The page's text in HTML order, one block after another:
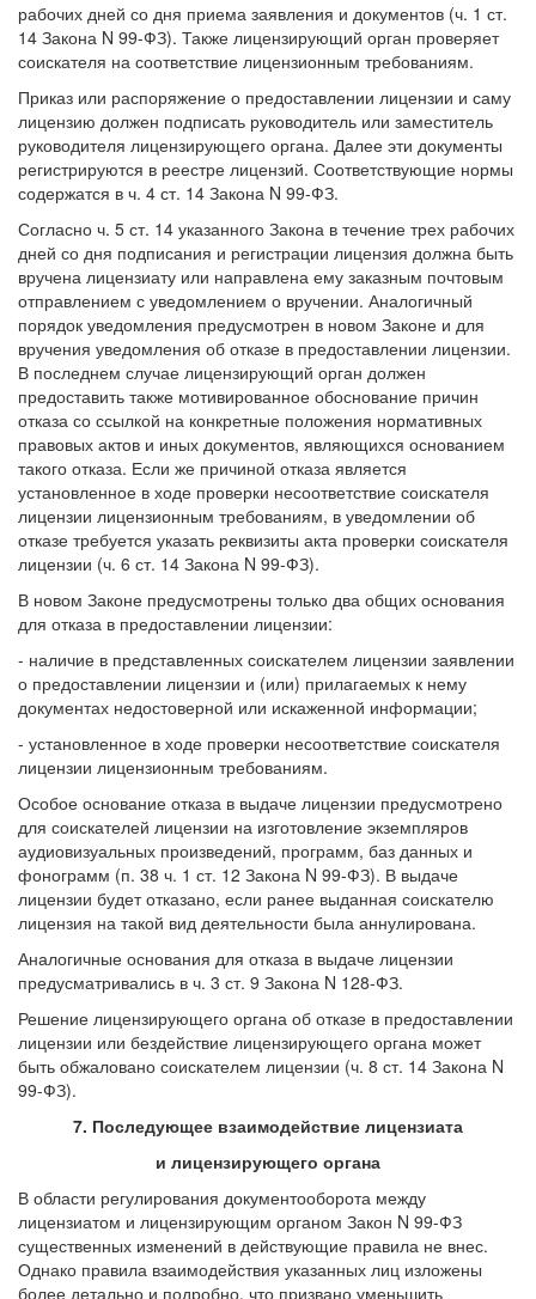
рабочих дней со дня приема заявления и документов (ч. 1 ст.
14 Закона N 99-ФЗ). Также лицензирующий орган проверяет
соискателя на соответствие лицензионным требованиям.
Приказ или распоряжение о предоставлении лицензии и саму
лицензию должен подписать руководитель или заместитель
руководителя лицензирующего органа. Далее эти документы
регистрируются в реестре лицензий. Соответствующие нормы
содержатся в ч. 4 ст. 14 Закона N 99-ФЗ.
Согласно ч. 5 ст. 14 указанного Закона в течение трех рабочих
дней со дня подписания и регистрации лицензия должна быть
вручена лицензиату или направлена ему заказным почтовым
отправлением с уведомлением о вручении. Аналогичный
порядок уведомления предусмотрен в новом Законе и для
вручения уведомления об отказе в предоставлении лицензии.
В последнем случае лицензирующий орган должен
предоставить также мотивированное обоснование причин
отказа со ссылкой на конкретные положения нормативных
правовых актов и иных документов, являющихся основанием
такого отказа. Если же причиной отказа является
установленное в ходе проверки несоответствие соискателя
лицензии лицензионным требованиям, в уведомлении об
отказе требуется указать реквизиты акта проверки соискателя
лицензии (ч. 6 ст. 14 Закона N 99-ФЗ).
В новом Законе предусмотрены только два общих основания
для отказа в предоставлении лицензии:
- наличие в представленных соискателем лицензии заявлении
о предоставлении лицензии и (или) прилагаемых к нему
документах недостоверной или искаженной информации;
- установленное в ходе проверки несоответствие соискателя
лицензии лицензионным требованиям.
Особое основание отказа в выдаче лицензии предусмотрено
для соискателей лицензии на изготовление экземпляров
аудиовизуальных произведений, программ, баз данных и
фонограмм (п. 38 ч. 1 ст. 12 Закона N 99-ФЗ). В выдаче
лицензии будет отказано, если ранее выданная соискателю
лицензия на такой вид деятельности была аннулирована.
Аналогичные основания для отказа в выдаче лицензии
предусматривались в ч. 3 ст. 9 Закона N 128-ФЗ.
Решение лицензирующего органа об отказе в предоставлении
лицензии или бездействие лицензирующего органа может
быть обжаловано соискателем лицензии (ч. 8 ст. 14 Закона N
99-ФЗ).
7. Последующее взаимодействие лицензиата
и лицензирующего органа
В области регулирования документооборота между
лицензиатом и лицензирующим органом Закон N 99-ФЗ
существенных изменений в действующие правила не внес.
Однако правила взаимодействия указанных лиц изложены
более детально и подробно, что призвано уменьшить